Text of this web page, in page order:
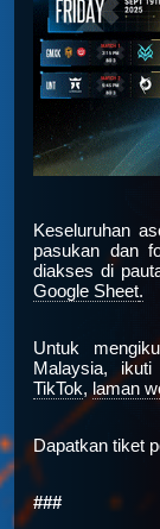
Keseluruhan
pasukan dan
diakses di
Google Sheet.
Untuk
Malaysia,
TikTok, laman
Dapatkan tiket
###